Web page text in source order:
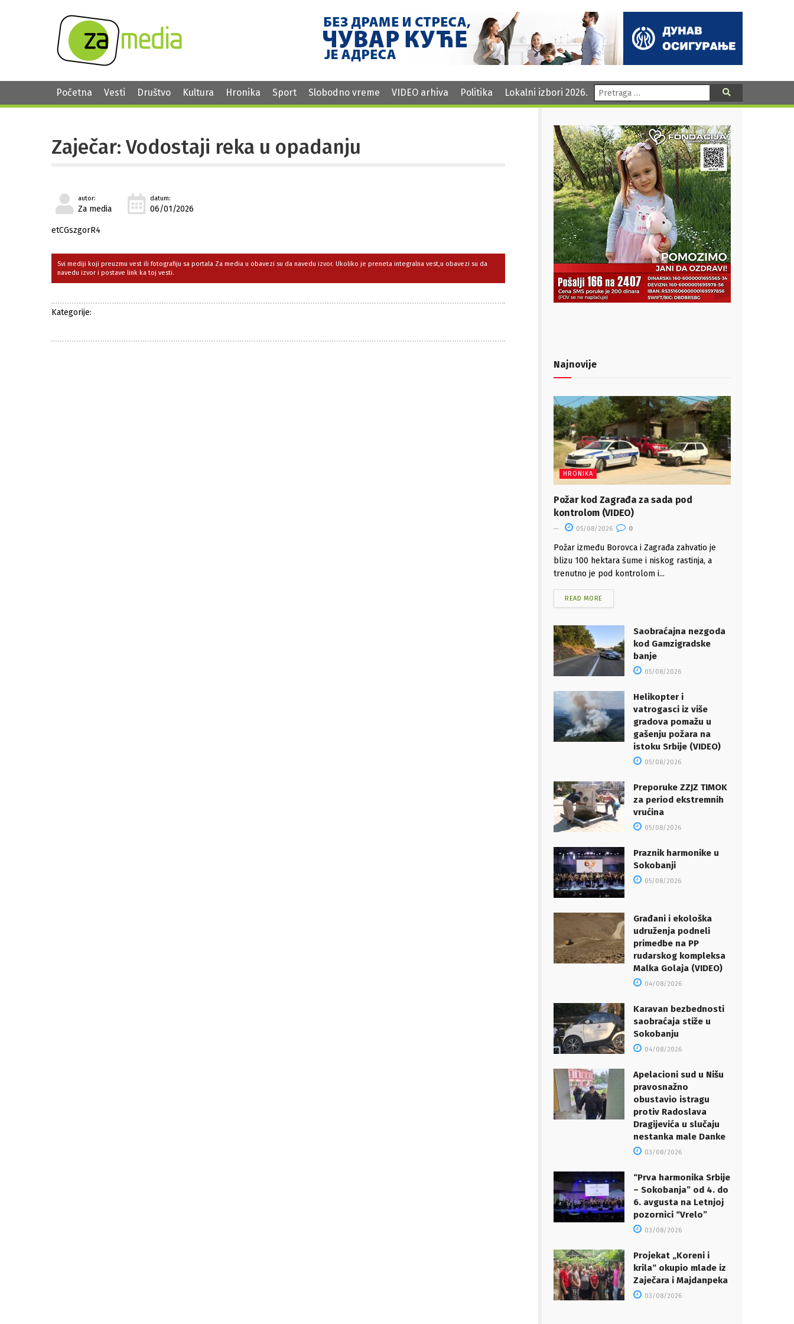
Početna Vesti Društvo Kultura Hronika Sport Slobodno vreme VIDEO arhiva Politika Lokalni izbori 2026. Pretraga:
Zaječar: Vodostaji reka u opadanju
autor:
Za media
datum:
06/01/2026
etCGszgorR4
Svi mediji koji preuzmu vest ili fotografiju sa portala Za media u obavezi su da navedu izvor. Ukoliko je preneta integralna vest,u obavezi su da
navedu izvor i postave link ka toj vesti.
Kategorije:
Najnovije
HRONIKA
Požar kod Zagrađa za sada pod
kontrolom (VIDEO)
05/08/2026 0
Požar između Borovca i Zagrađa zahvatio je
blizu 100 hektara šume i niskog rastinja, a
trenutno je pod kontrolom i...
READ MORE
Saobraćajna nezgoda
kod Gamzigradske
banje
05/08/2026
Helikopter i
vatrogasci iz više
gradova pomažu u
gašenju požara na
istoku Srbije (VIDEO)
05/08/2026
Preporuke ZZJZ TIMOK
za period ekstremnih
vrućina
05/08/2026
Praznik harmonike u
Sokobanji
05/08/2026
Građani i ekološka
udruženja podneli
primedbe na PP
rudarskog kompleksa
Malka Golaja (VIDEO)
04/08/2026
Karavan bezbednosti
saobraćaja stiže u
Sokobanju
04/08/2026
Apelacioni sud u Nišu
pravosnažno
obustavio istragu
protiv Radoslava
Dragijevića u slučaju
nestanka male Danke
03/08/2026
“Prva harmonika Srbije
– Sokobanja” od 4. do
6. avgusta na Letnjoj
pozornici “Vrelo”
03/08/2026
Projekat „Koreni i
krila“ okupio mlade iz
Zaječara i Majdanpeka
03/08/2026